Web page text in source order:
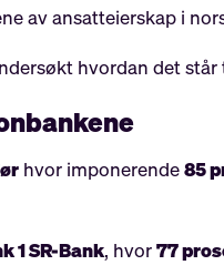
av ansatteierskap i
hvordan det står
hvor imponerende85
1 SR-Bank, hvor77